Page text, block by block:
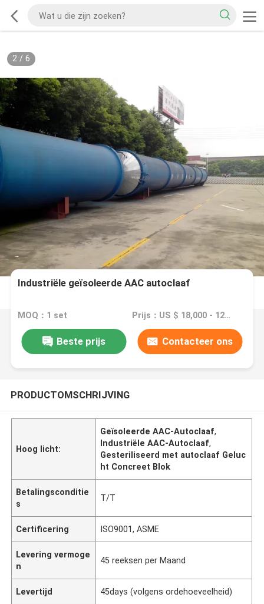
2/ 6
Industriële geïsoleerde AAC autoclaaf
MOQ：1 set Prijs：US $ 18,000 - 120,000 / Set
Beste prijs Contacteer ons
PRODUCTOMSCHRIJVING
Hoog licht:
Geïsoleerde AAC-Autoclaaf,
Industriële AAC-Autoclaaf,
Gesteriliseerd met autoclaaf Geluc
ht Concreet Blok
Betalingsconditie
s
T/T
Certificering ISO9001, ASME
Levering vermoge
n
45 reeksen per Maand
Levertijd 45days (volgens ordehoeveelheid)